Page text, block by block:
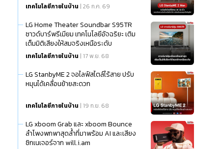
เทคโนโลยีภายในบ้าน | 26 ก.ค. 69
LG Home Theater Soundbar S95TR
ซาวด์บาร์พรีเมียม เทคโนโลยีอัจฉริยะ เติม
เต็มมิติเสียงให้สมจริงเหนือระดับ
เทคโนโลยีภายในบ้าน | 17 พ.ย. 68
LG StanbyME 2 จอไลฟ์สไตล์ไร้สาย ปรับ
หมุนได้เคลื่อนย้ายสะดวก
เทคโนโลยีภายในบ้าน | 19 ก.ย. 68
LG xboom Grab และ xboom Bounce
ลำโพงพกพาสุดล้ำที่มาพร้อม AI และเสียง
ซิกเนเจอร์จาก will.i.am